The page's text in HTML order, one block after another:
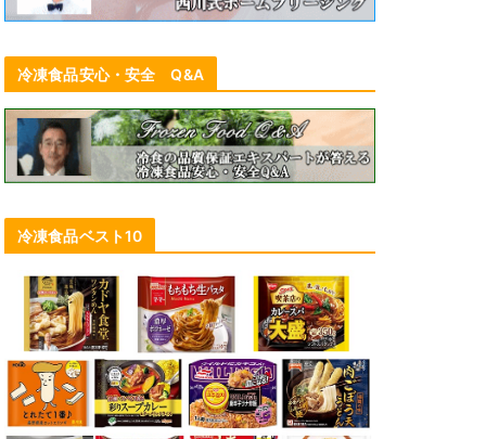
冷凍食品安心・安全 Q&A
冷凍食品ベスト10